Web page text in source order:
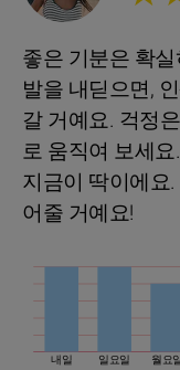
내일 일요일 월요
좋은 기분은 확
발을 내딛으면,
갈 거예요. 걱정
로 움직여 보세
지금이 딱이에요
어줄 거예요!